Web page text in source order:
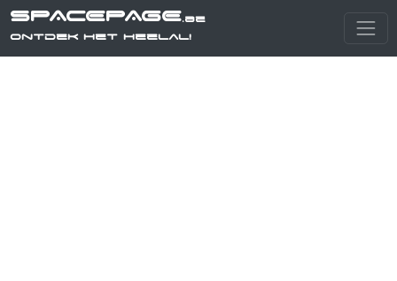
SPACEPAGE.be
Ontdek het heelal!